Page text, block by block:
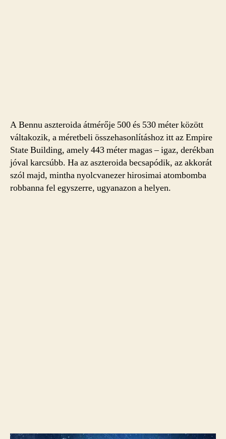
A Bennu aszteroida átmérője 500 és 530 méter között
váltakozik, a méretbeli összehasonlításhoz itt az Empire
State Building, amely 443 méter magas – igaz, derékban
jóval karcsúbb. Ha az aszteroida becsapódik, az akkorát
szól majd, mintha nyolcvanezer hirosimai atombomba
robbanna fel egyszerre, ugyanazon a helyen.